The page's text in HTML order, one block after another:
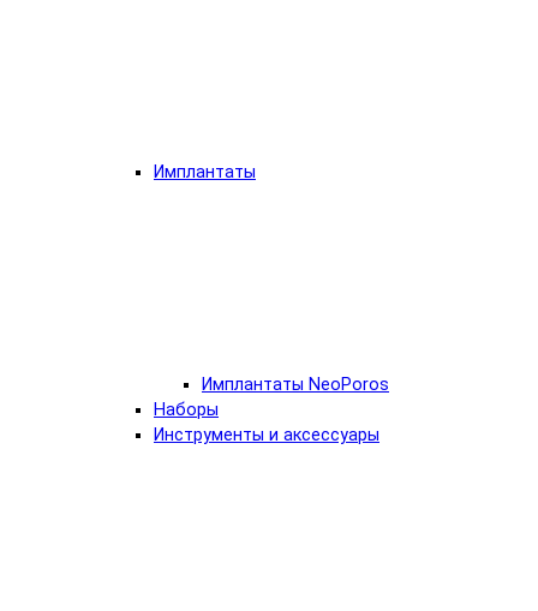
Имплантаты
Имплантаты NeoPoros
Наборы
Инструменты и аксессуары